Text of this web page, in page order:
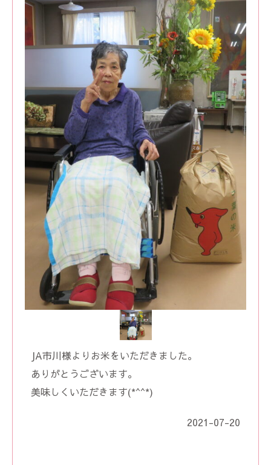
JA市川様よりお米をいただきました。
ありがとうございます。
美味しくいただきます(*^^*)
2021-07-20